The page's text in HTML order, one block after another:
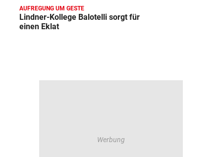
AUFREGUNG UM GESTE
Lindner-Kollege Balotelli sorgt für
einen Eklat